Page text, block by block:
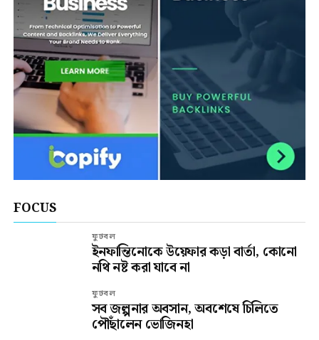
FOCUS
ফুটবল
ইনফান্তিনোকে উয়েফার কড়া বার্তা, কোনো
নথি নষ্ট করা যাবে না
ফুটবল
সব জল্পনার অবসান, অবশেষে চিলিতে
পৌঁছালেন ভোজিনহা